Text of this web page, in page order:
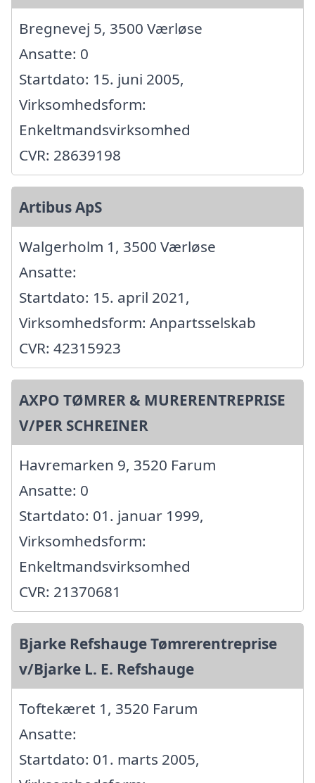
Bregnevej 5, 3500 Værløse
Ansatte: 0
Startdato: 15. juni 2005,
Virksomhedsform:
Enkeltmandsvirksomhed
CVR: 28639198
Artibus ApS
Walgerholm 1, 3500 Værløse
Ansatte:
Startdato: 15. april 2021,
Virksomhedsform: Anpartsselskab
CVR: 42315923
AXPO TØMRER & MURERENTREPRISE
V/PER SCHREINER
Havremarken 9, 3520 Farum
Ansatte: 0
Startdato: 01. januar 1999,
Virksomhedsform:
Enkeltmandsvirksomhed
CVR: 21370681
Bjarke Refshauge Tømrerentreprise
v/Bjarke L. E. Refshauge
Toftekæret 1, 3520 Farum
Ansatte:
Startdato: 01. marts 2005,